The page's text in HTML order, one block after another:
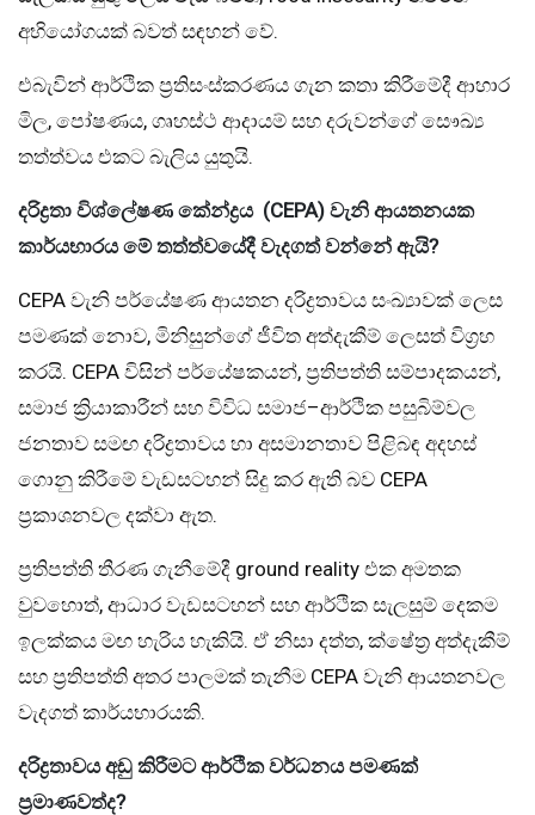
අභියෝගයක් බවත් සඳහන් වේ.
එබැවින් ආර්ථික ප්‍රතිසංස්කරණය ගැන කතා කිරීමේදී ආහාර
මිල, පෝෂණය, ගෘහස්ථ ආදායම් සහ දරුවන්ගේ සෞඛ්‍ය
තත්ත්වය එකට බැලිය යුතුයි.
දරිද්‍රතා විශ්ලේෂණ කේන්ද්‍රය (CEPA) වැනි ආයතනයක
කාර්යභාරය මේ තත්ත්වයේදී වැදගත් වන්නේ ඇයි?
CEPA වැනි පර්යේෂණ ආයතන දරිද්‍රතාවය සංඛ්‍යාවක් ලෙස
පමණක් නොව, මිනිසුන්ගේ ජීවිත අත්දැකීම් ලෙසත් විග්‍රහ
කරයි. CEPA විසින් පර්යේෂකයන්, ප්‍රතිපත්ති සම්පාදකයන්,
සමාජ ක්‍රියාකාරීන් සහ විවිධ සමාජ–ආර්ථික පසුබිම්වල
ජනතාව සමඟ දරිද්‍රතාවය හා අසමානතාව පිළිබඳ අදහස්
ගොනු කිරීමේ වැඩසටහන් සිදු කර ඇති බව CEPA
ප්‍රකාශනවල දක්වා ඇත.
ප්‍රතිපත්ති තීරණ ගැනීමේදී ground reality එක අමතක
වුවහොත්, ආධාර වැඩසටහන් සහ ආර්ථික සැලසුම් දෙකම
ඉලක්කය මඟ හැරිය හැකියි. ඒ නිසා දත්ත, ක්ෂේත්‍ර අත්දැකීම්
සහ ප්‍රතිපත්ති අතර පාලමක් තැනීම CEPA වැනි ආයතනවල
වැදගත් කාර්යභාරයකි.
දරිද්‍රතාවය අඩු කිරීමට ආර්ථික වර්ධනය පමණක්
ප්‍රමාණවත්ද?